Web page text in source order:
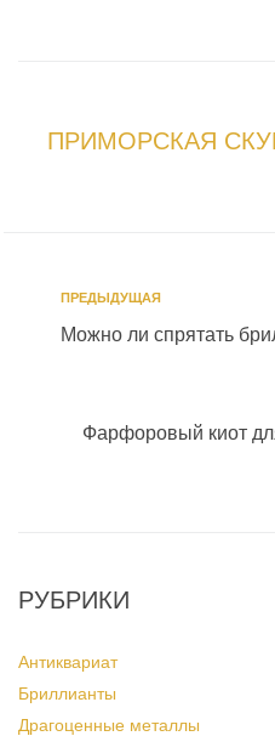
ПРИМОРСКАЯ
ПРЕДЫДУЩАЯ
Можно ли спрятать
Фарфоровый киот
РУБРИКИ
Антиквариат
Бриллианты
Драгоценные металлы